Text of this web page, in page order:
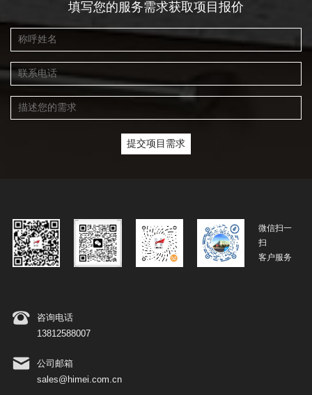
填写您的服务需求获取项目报价
微信扫一
扫
客户服务
咨询电话
13812588007
公司邮箱
sales@himei.com.cn